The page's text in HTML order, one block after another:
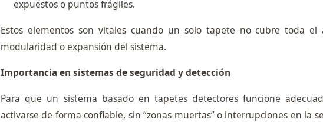
expuestos o puntos frágiles.
Estos elementos son vitales cuando un solo tapete no cubre toda el
modularidad o expansión del sistema.
Importancia en sistemas de seguridad y detección
Para que un sistema basado en tapetes detectores funcione
activarse de forma confiable, sin “zonas muertas” o interrupciones en la